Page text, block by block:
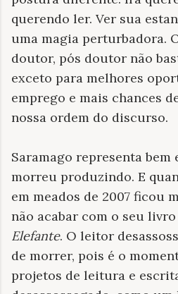
querendo ler. Ver sua
uma magia perturbadora.
doutor, pós doutor não
exceto para melhores
emprego e mais chances
nossa ordem do discurso.
Saramago representa bem
morreu produzindo. E
em meados de 2007 ficou
não acabar com o seu livro
Elefante. O leitor
de morrer, pois é o
projetos de leitura e